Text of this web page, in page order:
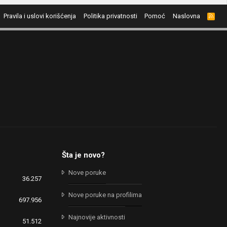
Pravila i uslovi korišćenja Politika privatnosti Pomoć Naslovna
R
S
S
36.257
697.956
51.512
Šta je novo?
Nove poruke
Nove poruke na profilima
Najnovije aktivnosti